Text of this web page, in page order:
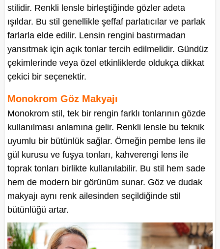
stilidir. Renkli lensle birleştiğinde gözler adeta
ışıldar. Bu stil genellikle şeffaf parlatıcılar ve parlak
farlarla elde edilir. Lensin rengini bastırmadan
yansıtmak için açık tonlar tercih edilmelidir. Gündüz
çekimlerinde veya özel etkinliklerde oldukça dikkat
çekici bir seçenektir.
Monokrom Göz Makyajı
Monokrom stil, tek bir rengin farklı tonlarının gözde
kullanılması anlamına gelir. Renkli lensle bu teknik
uyumlu bir bütünlük sağlar. Örneğin pembe lens ile
gül kurusu ve fuşya tonları, kahverengi lens ile
toprak tonları birlikte kullanılabilir. Bu stil hem sade
hem de modern bir görünüm sunar. Göz ve dudak
makyajı aynı renk ailesinden seçildiğinde stil
bütünlüğü artar.